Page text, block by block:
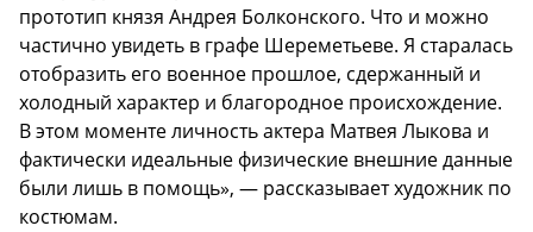
прототип князя Андрея Болконского. Что и можно
частично увидеть в графе Шереметьеве. Я старалась
отобразить его военное прошлое, сдержанный и
холодный характер и благородное происхождение.
В этом моменте личность актера Матвея Лыкова и
фактически идеальные физические внешние данные
были лишь в помощь», — рассказывает художник по
костюмам.